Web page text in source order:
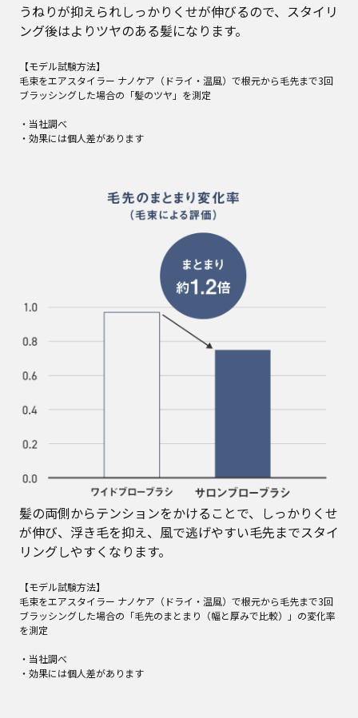
うねりが抑えられしっかりくせが伸びるので、スタイリ
ング後はよりツヤのある髪になります。
【モデル試験方法】
毛束をエアスタイラー ナノケア（ドライ・温風）で根元から毛先まで3回
ブラッシングした場合の「髪のツヤ」を測定
・当社調べ
・効果には個人差があります
髪の両側からテンションをかけることで、しっかりくせ
が伸び、浮き毛を抑え、風で逃げやすい毛先までスタイ
リングしやすくなります。
【モデル試験方法】
毛束をエアスタイラー ナノケア（ドライ・温風）で根元から毛先まで3回
ブラッシングした場合の「毛先のまとまり（幅と厚みで比較）」の変化率
を測定
・当社調べ
・効果には個人差があります